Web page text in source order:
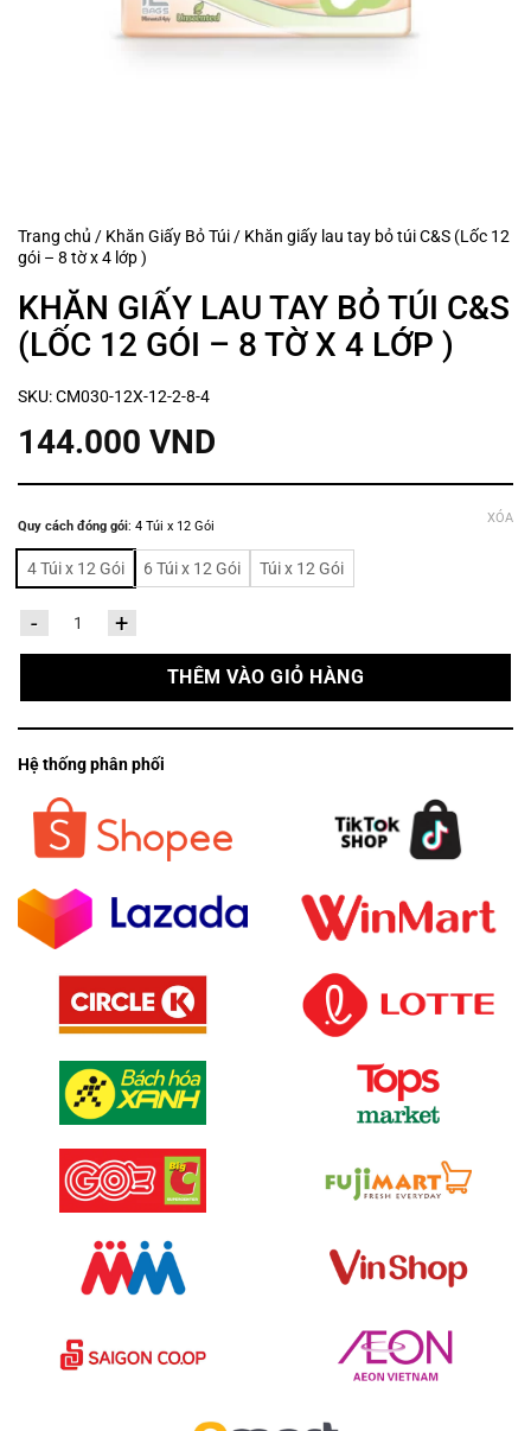
Trang chủ / Khăn Giấy Bỏ Túi / Khăn giấy lau tay bỏ túi C&S (Lốc 12
gói – 8 tờ x 4 lớp )
KHĂN GIẤY LAU TAY BỎ TÚI C&S
(LỐC 12 GÓI – 8 TỜ X 4 LỚP )
SKU:CM030-12X-12-2-8-4
144.000 VND
Quy cách đóng gói: 4 Túi x 12 Gói
4 Túi x 12 Gói 6 Túi x 12 Gói Túi x 12 Gói
XÓA
Khăn giấy lau tay bỏ túi C&S (Lốc 12 gói - 8 tờ x 4 lớp ) số lượng
THÊM VÀO GIỎ HÀNG
Hệ thống phân phối